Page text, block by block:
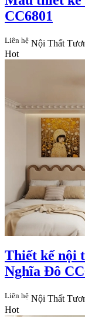
CC6801
Liên hệ Nội Thất
Hot
Thiết kế nội
Nghĩa Đô
Liên hệ Nội Thất
Hot